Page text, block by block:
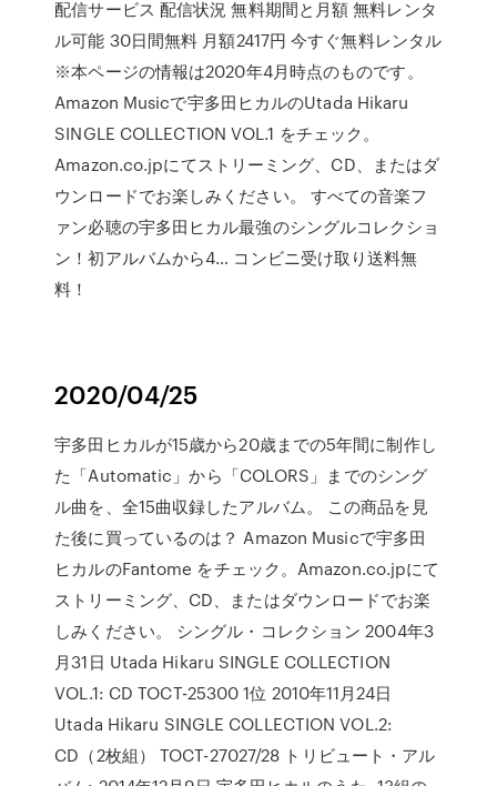
配信サービス 配信状況 無料期間と月額 無料レンタ
ル可能 30日間無料 月額2417円 今すぐ無料レンタル
※本ページの情報は2020年4月時点のものです。
Amazon Musicで宇多田ヒカルのUtada Hikaru
SINGLE COLLECTION VOL.1 をチェック。
Amazon.co.jpにてストリーミング、CD、またはダ
ウンロードでお楽しみください。 すべての音楽フ
ァン必聴の宇多田ヒカル最強のシングルコレクショ
ン！初アルバムから4… コンビニ受け取り送料無
料！
2020/04/25
宇多田ヒカルが15歳から20歳までの5年間に制作し
た「Automatic」から「COLORS」までのシング
ル曲を、全15曲収録したアルバム。 この商品を見
た後に買っているのは？ Amazon Musicで宇多田
ヒカルのFantome をチェック。Amazon.co.jpにて
ストリーミング、CD、またはダウンロードでお楽
しみください。 シングル・コレクション 2004年3
月31日 Utada Hikaru SINGLE COLLECTION
VOL.1: CD TOCT-25300 1位 2010年11月24日
Utada Hikaru SINGLE COLLECTION VOL.2:
CD（2枚組） TOCT-27027/28 トリビュート・アル